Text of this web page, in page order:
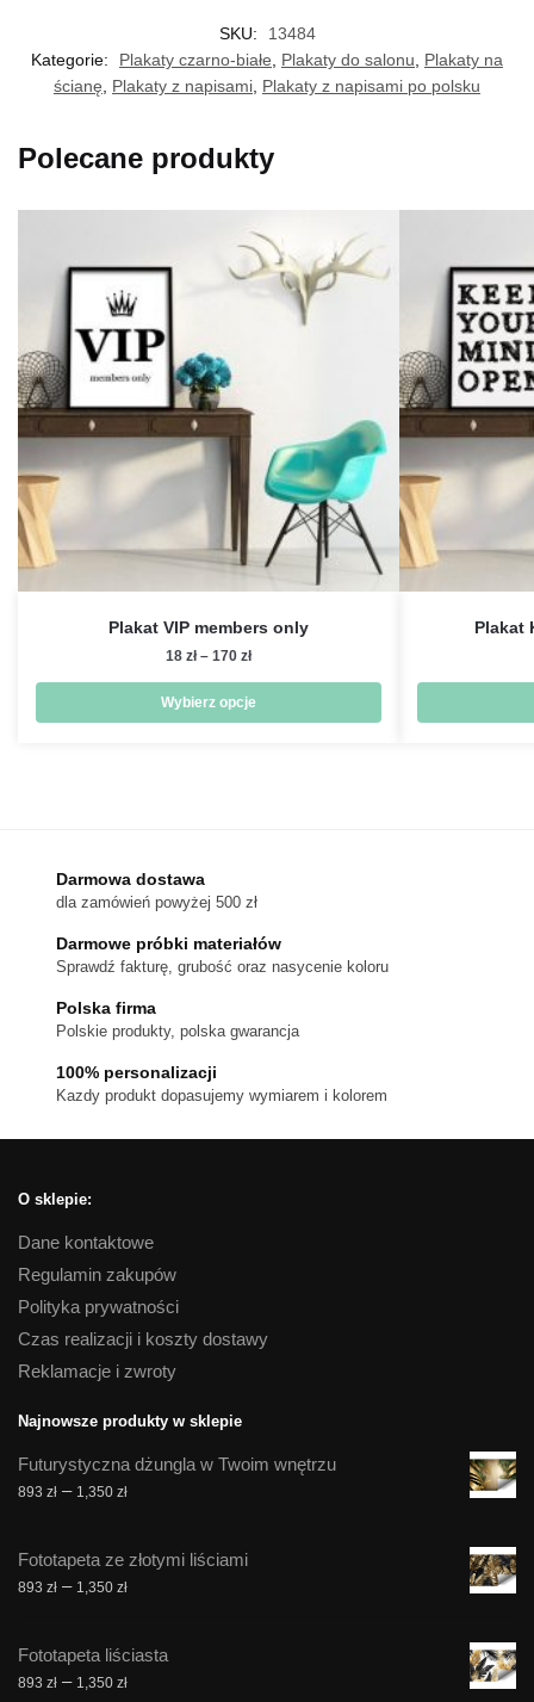
SKU:
13484
Kategorie:
Plakaty czarno-białe Plakaty do salonu
Plakaty na
ścianę
Plakaty z napisami Plakaty z napisami po polsku
Polecane produkty
Plakat VIP members only
18 zł – 170 złZakres
od
18 zł
Wybierz opcje
można
wybrać
na
produktu
Plakat
Darmowa dostawa
dla zamówień powyżej 500 zł
Darmowe próbki materiałów
Sprawdź fakturę, grubość oraz nasycenie koloru
Polska firma
Polskie produkty, polska gwarancja
100% personalizacji
Kazdy produkt dopasujemy wymiarem i kolorem
O sklepie:
Dane kontaktowe
Regulamin zakupów
Polityka prywatności
Czas realizacji i koszty dostawy
Reklamacje i zwroty
Najnowsze produkty w sklepie
Futurystyczna dżungla w Twoim wnętrzu
893 zł – 1,350 złZakres
893 zł
do
Fototapeta ze złotymi liściami
893 zł – 1,350 złZakres
893 zł
do
Fototapeta liściasta
893 zł – 1,350 złZakres